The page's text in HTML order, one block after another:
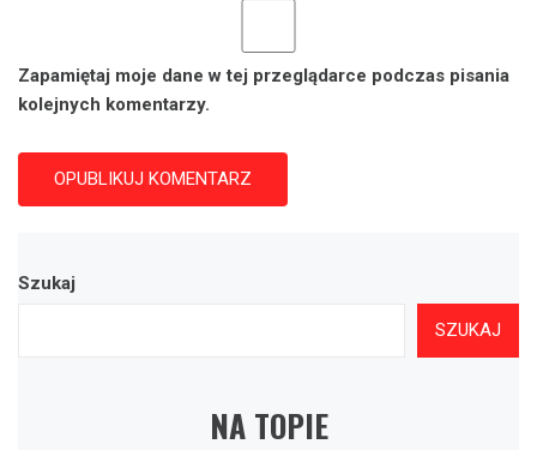
Zapamiętaj moje dane w tej przeglądarce podczas pisania
kolejnych komentarzy.
Szukaj
SZUKAJ
NA TOPIE